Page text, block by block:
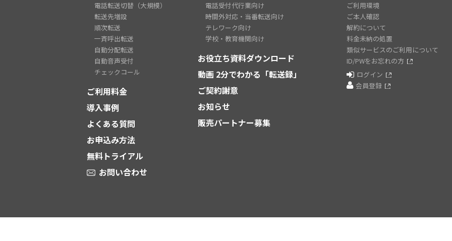
電話転送切替（大規模）
転送先増設
順次転送
一斉呼出転送
自動分配転送
自動音声受付
チェックコール
ご利用料金
導入事例
よくある質問
お申込み方法
無料トライアル
お問い合わせ
電話受付代行業向け
時間外対応・当番転送向け
テレワーク向け
学校・教育機関向け
お役立ち資料ダウンロード
動画 2分でわかる「転送録」
ご契約謝意
お知らせ
販売パートナー募集
ご利用環境
ご本人確認
解約について
料金未納の処置
類似サービスのご利用について
ID/PWをお忘れの方
ログイン
会員登録